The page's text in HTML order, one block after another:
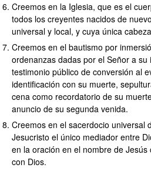
Creemos en la Iglesia, que es el
todos los creyentes nacidos de
universal y local, y cuya única
Creemos en el bautismo por
ordenanzas dadas por el Señor a su
testimonio público de conversión al
identificación con su muerte,
cena como recordatorio de su
anuncio de su segunda venida.
Creemos en el sacerdocio universal
Jesucristo el único mediador entre
en la oración en el nombre de
con Dios.